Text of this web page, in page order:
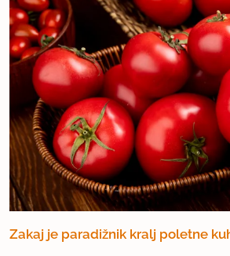
Zakaj je paradižnik kralj poletne